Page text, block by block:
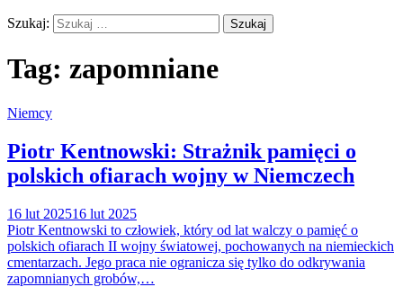
Szukaj:
Tag: zapomniane
Niemcy
Piotr Kentnowski: Strażnik pamięci o
polskich ofiarach wojny w Niemczech
16 lut 202516 lut 2025
Piotr Kentnowski to człowiek, który od lat walczy o pamięć o
polskich ofiarach II wojny światowej, pochowanych na niemieckich
cmentarzach. Jego praca nie ogranicza się tylko do odkrywania
zapomnianych grobów,…